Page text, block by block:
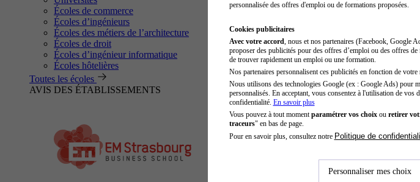
Écoles de commerce
Écoles d’ingénieurs
Écoles des métiers de l’architecture
Écoles de droit
Écoles d’ingénieur informatique
Écoles hôtelières
Toutes les écoles
AVIS DES ÉTABLISSEMENTS
personnalisée des offres d'emploi ou de formations proposées.
Cookies publicitaires
Avec votre accord , nous et nos partenaires (Facebook, Google
proposer des publicités pour des offres d’emploi ou des offres
de trouver rapidement un emploi ou une formation.
Nos partenaires personnalisent ces publicités en fonction de
Nous utilisons des technologies Google (ex : Google Ads) pour
personnalisés. En acceptant, vous consentez à l'utilisation de
confidentialité. En savoir plus
Vous pouvez à tout moment paramétrer vos choixou retirer
traceurs" en bas de page.
Pour en savoir plus, consultez notre Politique de
Personnaliser mes choix